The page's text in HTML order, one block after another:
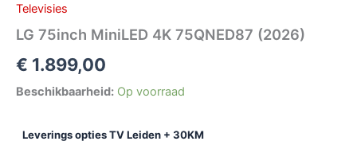
Televisies
LG 75inch MiniLED 4K 75QNED87 (2026)
€ 1.899,00
Beschikbaarheid: Op voorraad
Leverings opties TV Leiden + 30KM